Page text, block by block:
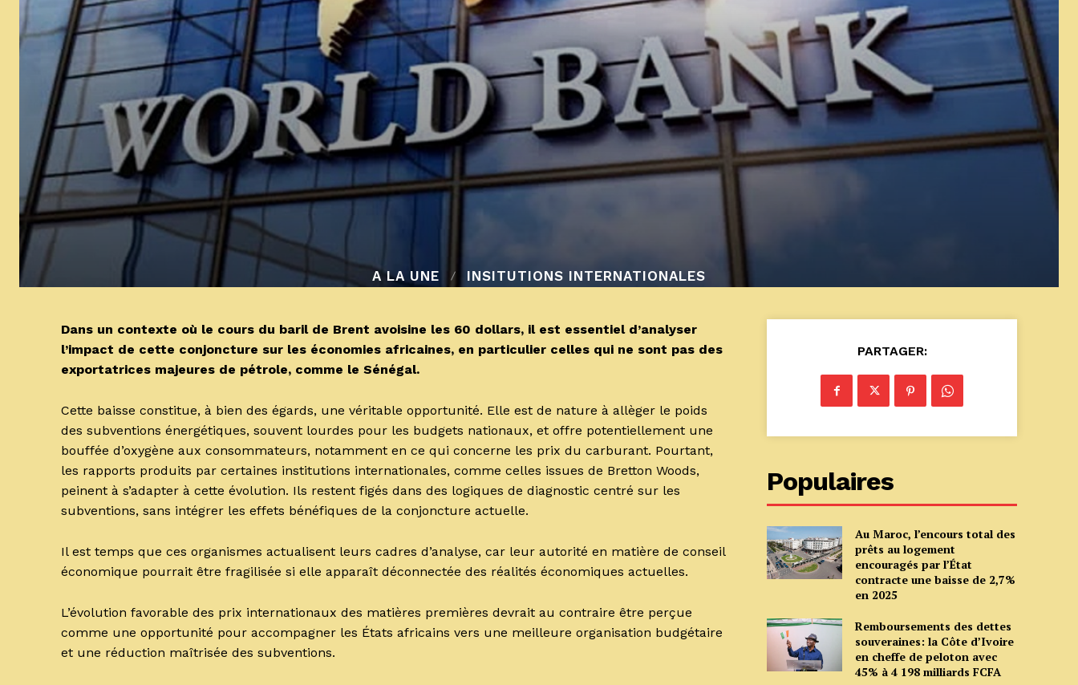
A LA UNE INSITUTIONS INTERNATIONALES
Dans un contexte où le cours du baril de Brent avoisine les 60 dollars, il est essentiel d’analyser
l’impact de cette conjoncture sur les économies africaines, en particulier celles qui ne sont pas des
exportatrices majeures de pétrole, comme le Sénégal.
Cette baisse constitue, à bien des égards, une véritable opportunité. Elle est de nature à allèger le poids
des subventions énergétiques, souvent lourdes pour les budgets nationaux, et offre potentiellement une
bouffée d’oxygène aux consommateurs, notamment en ce qui concerne les prix du carburant. Pourtant,
les rapports produits par certaines institutions internationales, comme celles issues de Bretton Woods,
peinent à s’adapter à cette évolution. Ils restent figés dans des logiques de diagnostic centré sur les
subventions, sans intégrer les effets bénéfiques de la conjoncture actuelle.
Il est temps que ces organismes actualisent leurs cadres d’analyse, car leur autorité en matière de conseil
économique pourrait être fragilisée si elle apparaît déconnectée des réalités économiques actuelles.
L’évolution favorable des prix internationaux des matières premières devrait au contraire être perçue
comme une opportunité pour accompagner les États africains vers une meilleure organisation budgétaire
et une réduction maîtrisée des subventions.
PARTAGER:
Populaires
Au Maroc, l’encours total des
prêts au logement
encouragés par l’État
contracte une baisse de 2,7%
en 2025
Remboursements des dettes
souveraines: la Côte d’Ivoire
en cheffe de peloton avec
45% à 4 198 milliards FCFA